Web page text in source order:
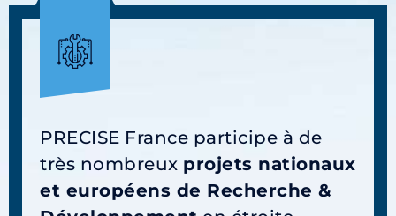
PRECISE France participe à de
très nombreux projets nationaux
et européens de Recherche &